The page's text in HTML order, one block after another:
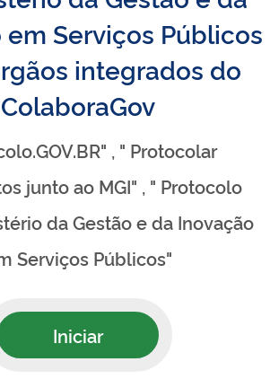
em Serviços Públicos
integrados do
ColaboraGov
, " Protocolar
junto ao MGI" , " Protocolo
da Gestão e da Inovação
Serviços Públicos"
Iniciar